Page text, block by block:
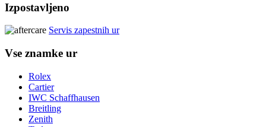
Izpostavljeno
Servis zapestnih ur
Vse znamke ur
Rolex
Cartier
IWC Schaffhausen
Breitling
Zenith